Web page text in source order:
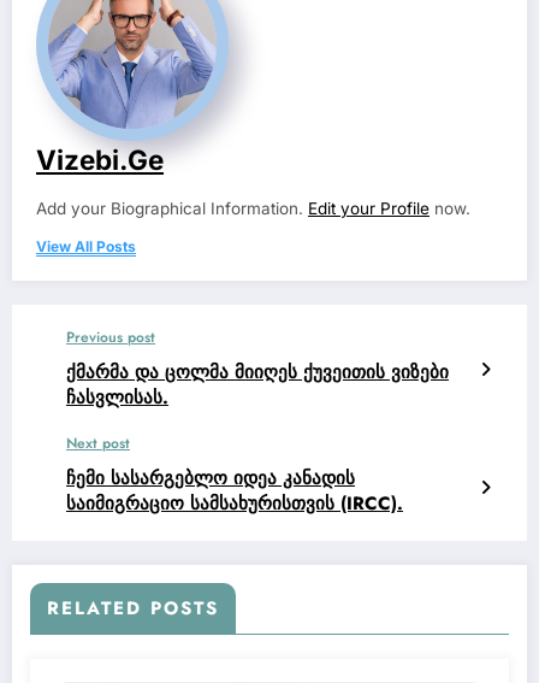
Vizebi.ge
Add your Biographical Information. Edit your Profile now.
View All Posts
Previous post
ქმარმა და ცოლმა მიიღეს ქუვეითის ვიზები
ჩასვლისას.
Next post
ჩემი სასარგებლო იდეა კანადის
საიმიგრაციო სამსახურისთვის (IRCC).
RELATED POSTS